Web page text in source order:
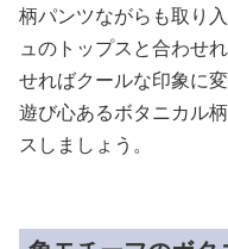
柄パンツながらも取り
ュのトップスと合わせ
せればクールな印象に変
遊び心あるボタニカル
スしましょう。